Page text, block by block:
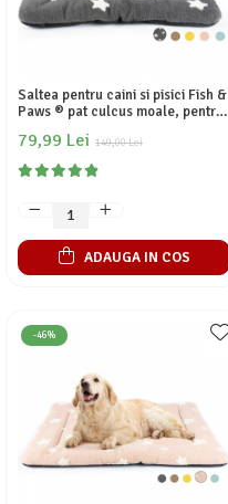
Saltea pentru caini si pisici Fish &
Paws ® pat culcus moale, pentru
antiderapanta, model cu stelute,
dimensiuni 61x46cm, Gri
149,00 Lei
79,99 Lei
ADAUGA IN COS
-46%